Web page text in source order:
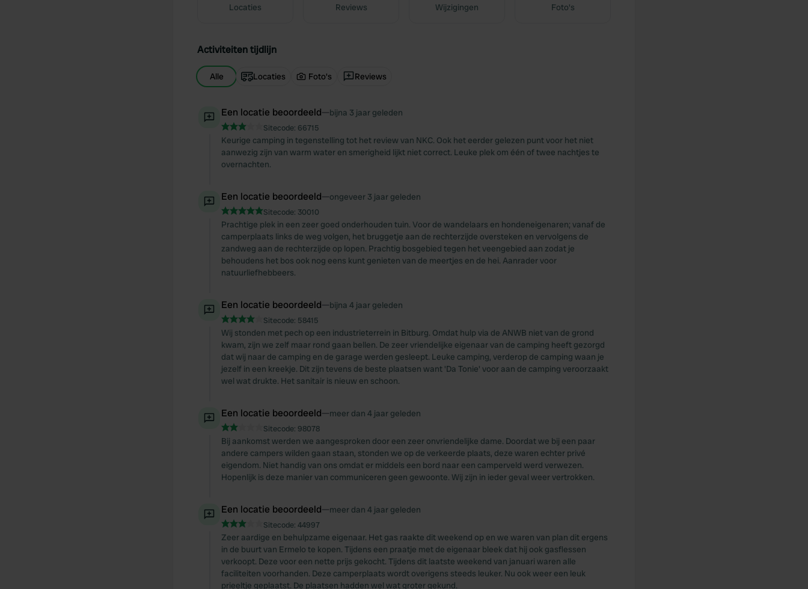
Locaties Reviews Wijzigingen Foto's
Activiteiten tijdlijn
Alle Locaties Foto's Reviews
Een locatie beoordeeld—bijna 3 jaar geleden
Sitecode: 66715
Keurige camping in tegenstelling tot het review van NKC. Ook het eerder gelezen punt voor het niet
aanwezig zijn van warm water en smerigheid lijkt niet correct. Leuke plek om één of twee nachtjes te
overnachten.
Een locatie beoordeeld—ongeveer 3 jaar geleden
Sitecode: 30010
Prachtige plek in een zeer goed onderhouden tuin. Voor de wandelaars en hondeneigenaren; vanaf de
camperplaats links de weg volgen, het bruggetje aan de rechterzijde oversteken en vervolgens de
zandweg aan de rechterzijde op lopen. Prachtig bosgebied tegen het veengebied aan zodat je
behoudens het bos ook nog eens kunt genieten van de meertjes en de hei. Aanrader voor
natuurliefhebbeers.
Een locatie beoordeeld—bijna 4 jaar geleden
Sitecode: 58415
Wij stonden met pech op een industrieterrein in Bitburg. Omdat hulp via de ANWB niet van de grond
kwam, zijn we zelf maar rond gaan bellen. De zeer vriendelijke eigenaar van de camping heeft gezorgd
dat wij naar de camping en de garage werden gesleept. Leuke camping, verderop de camping waan je
jezelf in een kreekje. Dit zijn tevens de beste plaatsen want 'Da Tonie' voor aan de camping veroorzaakt
wel wat drukte. Het sanitair is nieuw en schoon.
Een locatie beoordeeld—meer dan 4 jaar geleden
Sitecode: 98078
Bij aankomst werden we aangesproken door een zeer onvriendelijke dame. Doordat we bij een paar
andere campers wilden gaan staan, stonden we op de verkeerde plaats, deze waren echter privé
eigendom. Niet handig van ons omdat er middels een bord naar een camperveld werd verwezen.
Hopenlijk is deze manier van communiceren geen gewoonte. Wij zijn in ieder geval weer vertrokken.
Een locatie beoordeeld—meer dan 4 jaar geleden
Sitecode: 44997
Zeer aardige en behulpzame eigenaar. Het gas raakte dit weekend op en we waren van plan dit ergens
in de buurt van Ermelo te kopen. Tijdens een praatje met de eigenaar bleek dat hij ook gasflessen
verkoopt. Deze voor een nette prijs gekocht. Tijdens dit laatste weekend van januari waren alle
faciliteiten voorhanden. Deze camperplaats wordt overigens steeds leuker. Nu ook weer een leuk
prieeltje geplaatst. De plaatsen hadden wel wat groter gekund.